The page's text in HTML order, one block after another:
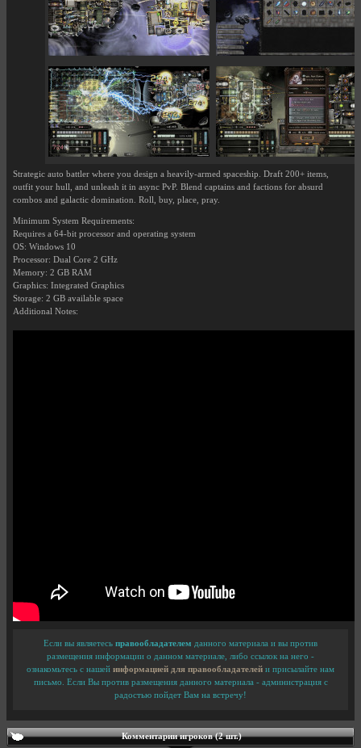
Strategic auto battler where you design a heavily-armed spaceship. Draft 200+ items,
outfit your hull, and unleash it in async PvP. Blend captains and factions for absurd
combos and galactic domination. Roll, buy, place, pray.
Minimum System Requirements:
Requires a 64-bit processor and operating system
OS: Windows 10
Processor: Dual Core 2 GHz
Memory: 2 GB RAM
Graphics: Integrated Graphics
Storage: 2 GB available space
Additional Notes:
Если вы являетесь правообладателем данного материала и вы против
размещения информации о данном материале, либо ссылок на него -
ознакомьтесь с нашей информацией для правообладателей и присылайте нам
письмо. Если Вы против размещения данного материала - администрация с
радостью пойдет Вам на встречу!
Комментарии игроков (2 шт.)